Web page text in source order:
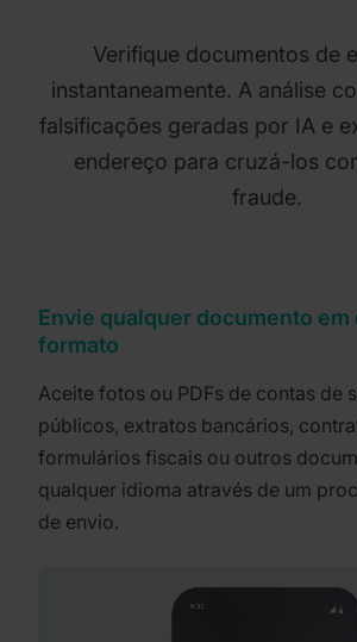
Verifique documentos de
instantaneamente. A análise
falsificações geradas por IA e
endereço para cruzá-los
fraude.
Envie qualquer documento em
formato
Aceite fotos ou PDFs de contas de
públicos, extratos bancários,
formulários fiscais ou outros
qualquer idioma através de um
de envio.